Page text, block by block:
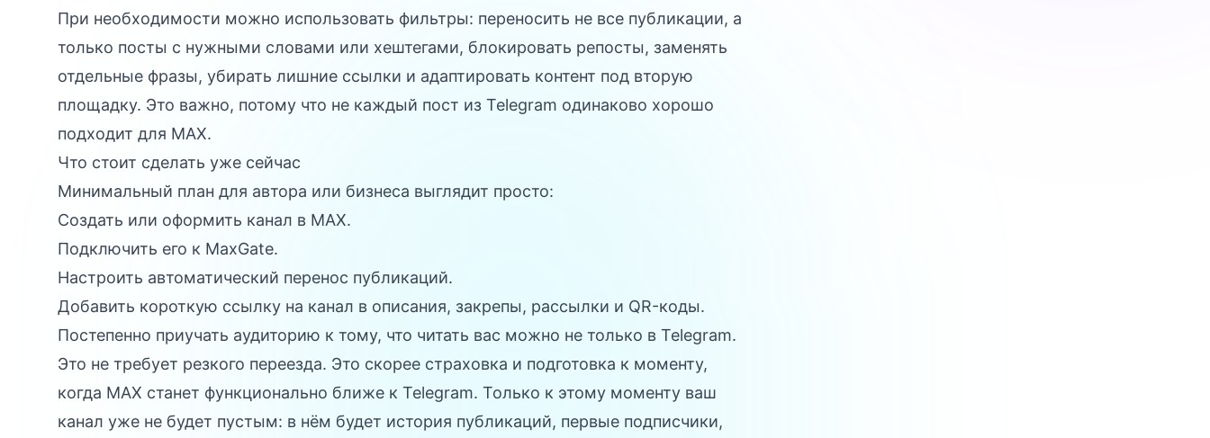
При необходимости можно использовать фильтры: переносить не все публикации, а
только посты с нужными словами или хештегами, блокировать репосты, заменять
отдельные фразы, убирать лишние ссылки и адаптировать контент под вторую
площадку. Это важно, потому что не каждый пост из Telegram одинаково хорошо
подходит для MAX.
Что стоит сделать уже сейчас
Минимальный план для автора или бизнеса выглядит просто:
Создать или оформить канал в MAX.
Подключить его к MaxGate.
Настроить автоматический перенос публикаций.
Добавить короткую ссылку на канал в описания, закрепы, рассылки и QR-коды.
Постепенно приучать аудиторию к тому, что читать вас можно не только в Telegram.
Это не требует резкого переезда. Это скорее страховка и подготовка к моменту,
когда MAX станет функционально ближе к Telegram. Только к этому моменту ваш
канал уже не будет пустым: в нём будет история публикаций, первые подписчики,